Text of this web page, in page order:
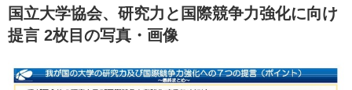
国立大学協会、研究力と国際競争力強化に向け
提言 2枚目の写真・画像